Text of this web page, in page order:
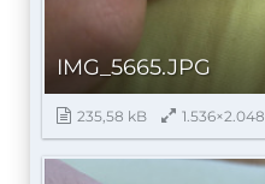
IMG_5665.JPG
235,58 kB 1.536×2.048